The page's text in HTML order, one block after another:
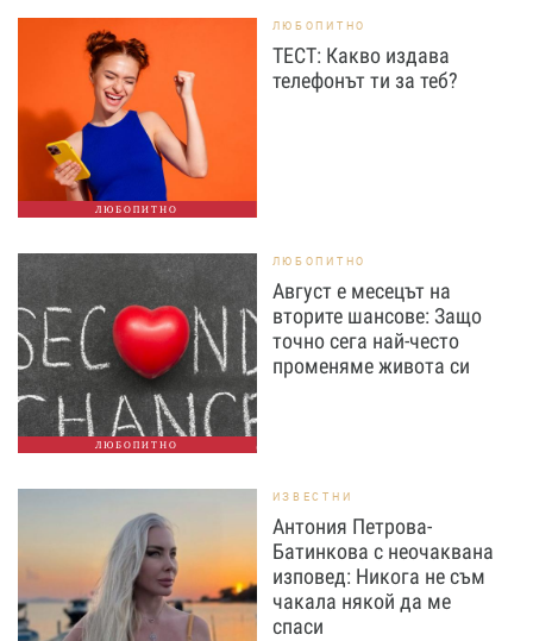
ЛЮБОПИТНО
ЛЮБОПИТНО
ТЕСТ: Какво издава
телефонът ти за теб?
ЛЮБОПИТНО
ЛЮБОПИТНО
Август е месецът на
вторите шансове: Защо
точно сега най-често
променяме живота си
ИЗВЕСТНИ
Антония Петрова-
Батинкова с неочаквана
изповед: Никога не съм
чакала някой да ме
спаси